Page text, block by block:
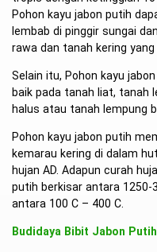
Pohon kayu jabon putih
lembab di pinggir sungai
rawa dan tanah kering
Selain itu, Pohon kayu
baik pada tanah liat, tanah
halus atau tanah lempung
Pohon kayu jabon putih
kemarau kering di dalam
hujan AD. Adapun curah
putih berkisar antara 1250-
antara 100 C – 400 C.
Budidaya Bibit Jabon Putih